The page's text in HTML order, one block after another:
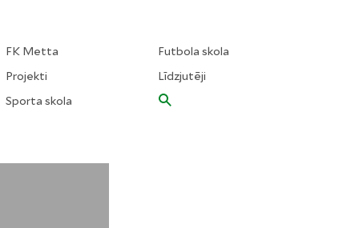
FK Metta
Projekti
Sporta skola
Futbola skola
Līdzjutēji